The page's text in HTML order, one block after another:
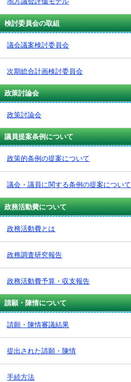
検討委員会の取組
議会議案検討委員会
次期総合計画検討委員会
政策討論会
政策討論会
議員提案条例について
政策的条例の提案について
議会・議員に関する条例の提案について
政務活動費について
政務活動費とは
政務調査研究報告
政務活動費予算・収支報告
請願・陳情について
請願・陳情審議結果
提出された請願・陳情
手続方法